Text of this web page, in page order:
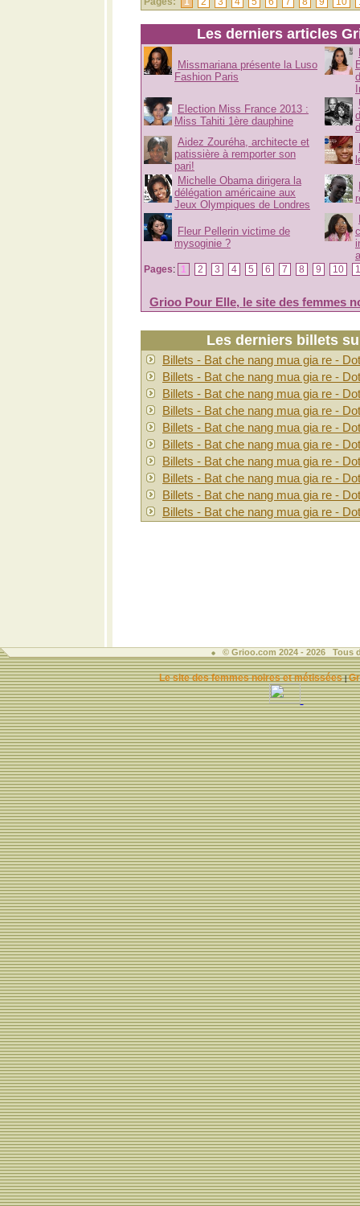
Les derniers articles
Missmariana présente la Luso
Fashion Paris
Election Miss France 2013 :
Miss Tahiti 1ère dauphine
Aidez Zouréha, architecte et
patissière à remporter son
pari!
Michelle Obama dirigera la
délégation américaine aux
Jeux Olympiques de Londres
Fleur Pellerin victime de
mysoginie ?
Pages: 1 2 3 4 5 6 7 8 9 10
Grioo Pour Elle, le site des femmes
Les derniers billets
Billets - Bat che nang mua gia re -
Billets - Bat che nang mua gia re -
Billets - Bat che nang mua gia re -
Billets - Bat che nang mua gia re -
Billets - Bat che nang mua gia re -
Billets - Bat che nang mua gia re -
Billets - Bat che nang mua gia re -
Billets - Bat che nang mua gia re -
Billets - Bat che nang mua gia re -
Billets - Bat che nang mua gia re -
© Grioo.com 2024 - 2026 Tous
Le site des femmes noires et métissées|